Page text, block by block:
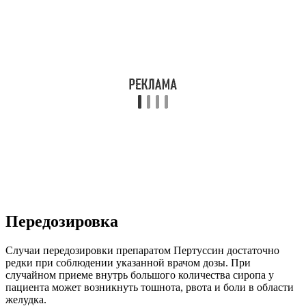
Передозировка
Случаи передозировки препаратом Пертуссин достаточно
редки при соблюдении указанной врачом дозы. При
случайном приеме внутрь большого количества сиропа у
пациента может возникнуть тошнота, рвота и боли в области
желудка.